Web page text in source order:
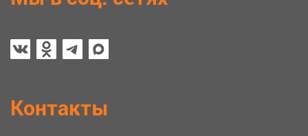
Контакты